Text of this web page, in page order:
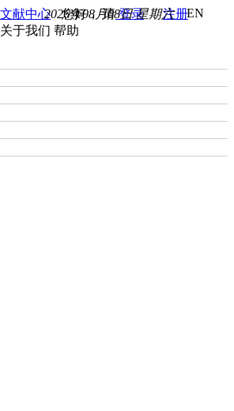
您好， 请登录 注册EN
2026年08月08日 星期六
关于我们 帮助